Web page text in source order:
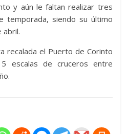
y aún le faltan realizar tres
temporada, siendo su último
abril.
recalada el Puerto de Corinto
escalas de cruceros entre